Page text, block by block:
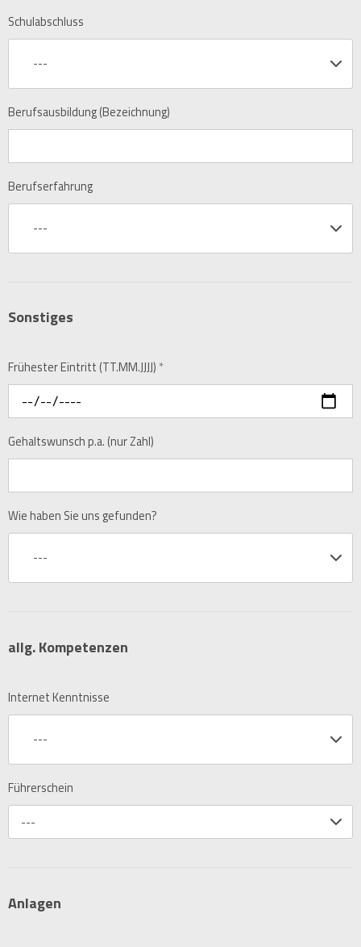
Schulabschluss
---
Berufsausbildung (Bezeichnung)
Berufserfahrung
---
Sonstiges
Frühester Eintritt (TT.MM.JJJJ) *
Gehaltswunsch p.a. (nur Zahl)
Wie haben Sie uns gefunden?
---
allg. Kompetenzen
Internet Kenntnisse
---
Führerschein
---
Anlagen